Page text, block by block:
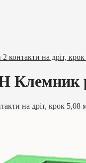
контакти на дріт,
Клемник
на дріт, крок 5,08